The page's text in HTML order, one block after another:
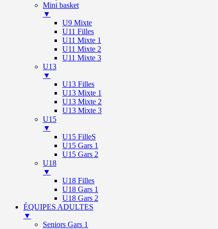
Mini basket
▼
U9 Mixte
U11 Filles
U11 Mixte 1
U11 Mixte 2
U11 Mixte 3
U13
▼
U13 Filles
U13 Mixte 1
U13 Mixte 2
U13 Mixte 3
U15
▼
U15 FilleS
U15 Gars 1
U15 Gars 2
U18
▼
U18 Filles
U18 Gars 1
U18 Gars 2
ÉQUIPES ADULTES
▼
Seniors Gars 1